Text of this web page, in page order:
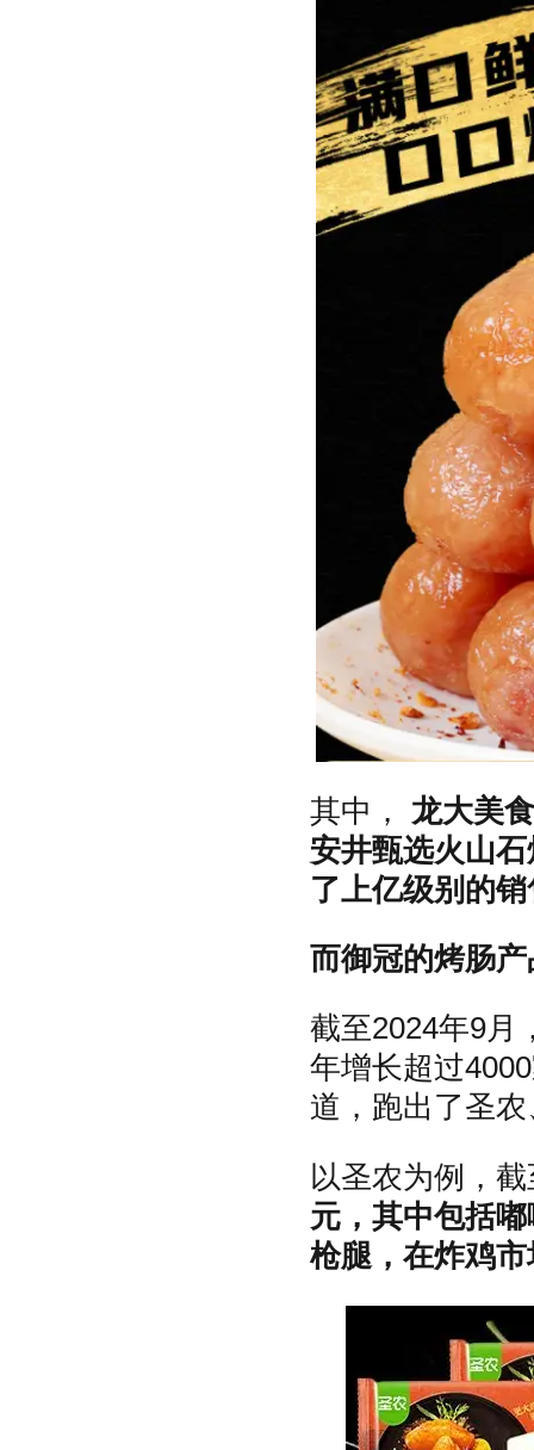
其中， 龙大美
安井甄选火山
了上亿级别的
而御冠的烤肠
截至2024年9月
年增长超过
道，跑出了圣
以圣农为例，
元，其中包括
枪腿，在炸鸡